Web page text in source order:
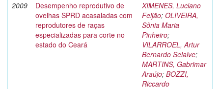
2009
Desempenho reprodutivo de
ovelhas SPRD acasaladas com
reprodutores de raças
especializadas para corte no
estado do Ceará
XIMENES, Luciano
Feijão; OLIVEIRA,
Sônia Maria
Pinheiro;
VILARROEL, Artur
Bernardo Selaive;
MARTINS, Gabrimar
Araújo; BOZZI,
Riccardo